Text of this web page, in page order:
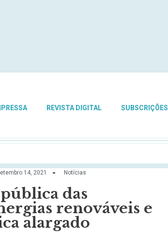
REVISTA DIGITAL SUBSCRIÇÕES
14, 2021 Notícias
das
renováveis e
alargado